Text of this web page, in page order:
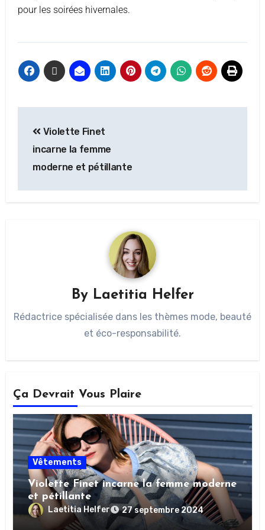
pour les soirées hivernales.
Violette Finet
incarne la femme
moderne et pétillante
By Laetitia Helfer
Rédactrice spécialisée dans les thèmes mode, beauté
et éco-responsabilité.
Ça Devrait Vous Plaire
Vêtements
Violette Finet incarne la femme moderne
et pétillante
Laetitia Helfer 27 septembre 2024